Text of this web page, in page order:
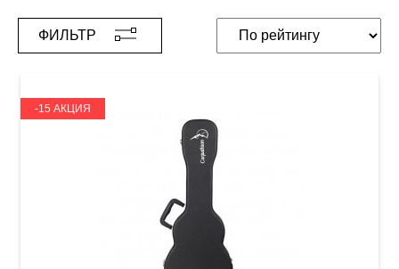
ФИЛЬТР
-15 АКЦИЯ